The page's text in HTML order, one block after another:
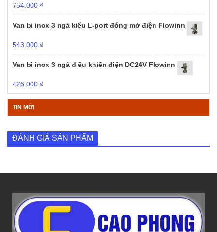
754.000 ₫
Van bi inox 3 ngả kiểu L-port đóng mở điện Flowinn
543.000 ₫
Van bi inox 3 ngả điều khiển điện DC24V Flowinn
426.000 ₫
TIN MỚI
ĐÁNH GIÁ SẢN PHẨM